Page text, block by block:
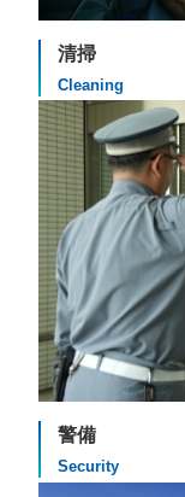
清掃
Cleaning
警備
Security